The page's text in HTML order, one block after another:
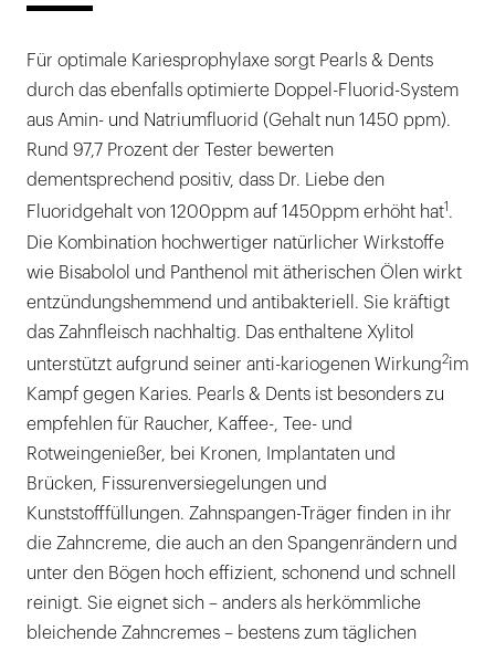
Für optimale Kariesprophylaxe sorgt Pearls & Dents
durch das ebenfalls optimierte Doppel-Fluorid-System
aus Amin- und Natriumfluorid (Gehalt nun 1450 ppm).
Rund 97,7 Prozent der Tester bewerten
dementsprechend positiv, dass Dr. Liebe den
Fluoridgehalt von 1200ppm auf 1450ppm erhöht hat1 .
Die Kombination hochwertiger natürlicher Wirkstoffe
wie Bisabolol und Panthenol mit ätherischen Ölen wirkt
entzündungshemmend und antibakteriell. Sie kräftigt
das Zahnfleisch nachhaltig. Das enthaltene Xylitol
unterstützt aufgrund seiner anti-kariogenen Wirkung2im
Kampf gegen Karies. Pearls & Dents ist besonders zu
empfehlen für Raucher, Kaffee-, Tee- und
Rotweingenießer, bei Kronen, Implantaten und
Brücken, Fissurenversiegelungen und
Kunststofffüllungen. Zahnspangen-Träger finden in ihr
die Zahncreme, die auch an den Spangenrändern und
unter den Bögen hoch effizient, schonend und schnell
reinigt. Sie eignet sich – anders als herkömmliche
bleichende Zahncremes – bestens zum täglichen